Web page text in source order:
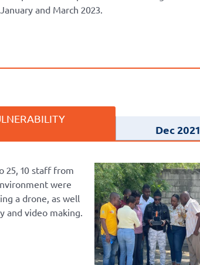
and March 2023.
Dec 2021
25, 10 staff from
were
a drone, as well
and video making.